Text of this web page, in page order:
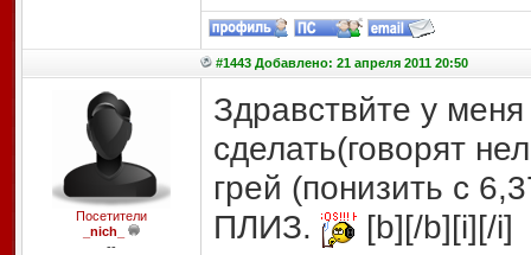
#1443 Добавлено: 21 апреля 2011 20:50
Посетители
_nich_
--
Здравствйте у
сделать(говорят
грей (понизить с
ПЛИЗ.
[b][/b][i][/i]